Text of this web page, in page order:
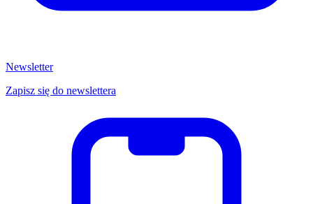
Newsletter
Zapisz się do newslettera